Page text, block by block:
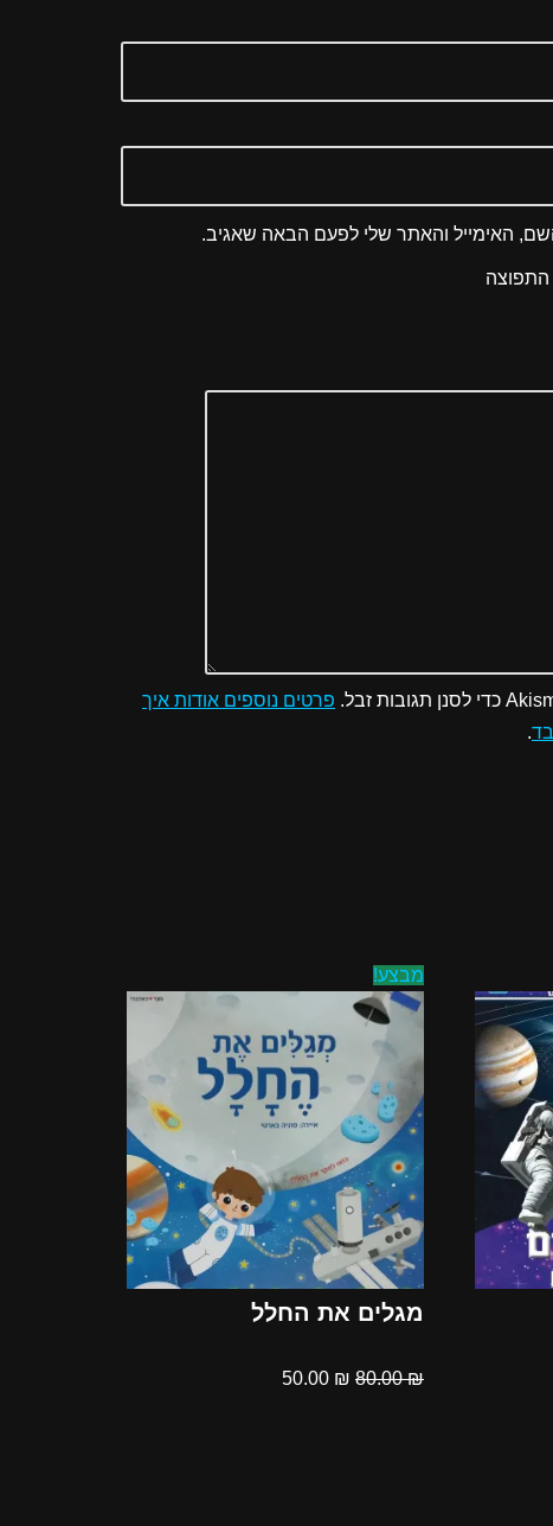
האימייל והאתר שלי לפעם הבאה שאגיב.
התפוצה
פרטים נוספים אודות איך
.
מבצע!
מגלים את החלל
80.00₪
50.00 ₪